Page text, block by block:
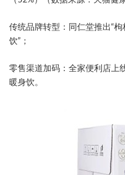
传统品牌转型​：同仁堂推出“
饮”；
零售渠道加码​：全家便利店上
暖身饮。